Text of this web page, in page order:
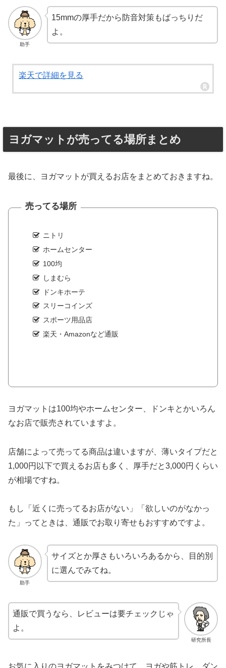
助手
15mmの厚手だから防音対策もばっちりだ
よ。
楽天で詳細を見る
ヨガマットが売ってる場所まとめ
最後に、ヨガマットが買えるお店をまとめておきますね。
売ってる場所
ニトリ
ホームセンター
100均
しまむら
ドンキホーテ
スリーコインズ
スポーツ用品店
楽天・Amazonなど通販
ヨガマットは100均やホームセンター、ドンキとかいろん
なお店で販売されていますよ。
店舗によって売ってる商品は違いますが、薄いタイプだと
1,000円以下で買えるお店も多く、厚手だと3,000円くらい
が相場ですね。
もし「近くに売ってるお店がない」「欲しいのがなかっ
た」ってときは、通販でお取り寄せもおすすめですよ。
助手
サイズとか厚さもいろいろあるから、目的別
に選んでみてね。
研究所長
通販で買うなら、レビューは要チェックじゃ
よ。
お気に入りのヨガマットをみつけて、ヨガや筋トレ、ダン